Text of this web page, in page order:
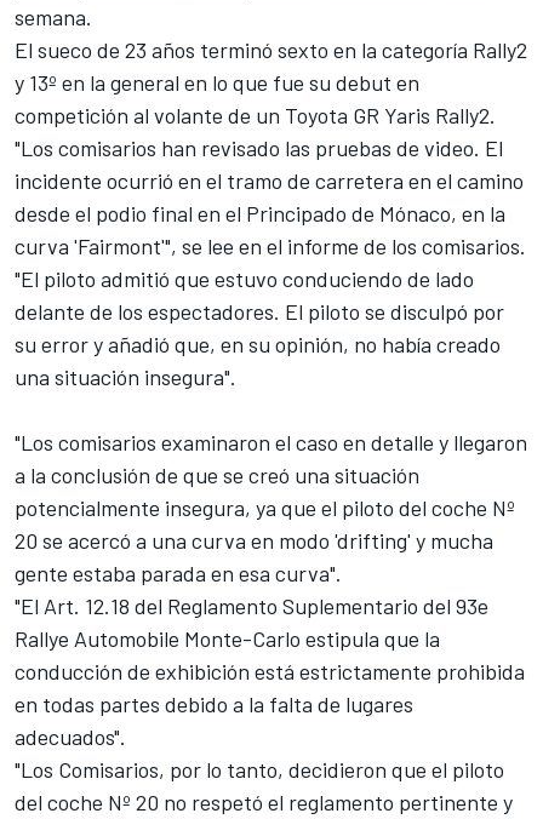
semana.
El sueco de 23 años terminó sexto en la categoría Rally2
y 13º en la general en lo que fue su debut en
competición al volante de un Toyota GR Yaris Rally2.
"Los comisarios han revisado las pruebas de video. El
incidente ocurrió en el tramo de carretera en el camino
desde el podio final en el Principado de Mónaco, en la
curva 'Fairmont'", se lee en el informe de los comisarios.
"El piloto admitió que estuvo conduciendo de lado
delante de los espectadores. El piloto se disculpó por
su error y añadió que, en su opinión, no había creado
una situación insegura".
"Los comisarios examinaron el caso en detalle y llegaron
a la conclusión de que se creó una situación
potencialmente insegura, ya que el piloto del coche Nº
20 se acercó a una curva en modo 'drifting' y mucha
gente estaba parada en esa curva".
"El Art. 12.18 del Reglamento Suplementario del 93e
Rallye Automobile Monte-Carlo estipula que la
conducción de exhibición está estrictamente prohibida
en todas partes debido a la falta de lugares
adecuados".
"Los Comisarios, por lo tanto, decidieron que el piloto
del coche Nº 20 no respetó el reglamento pertinente y